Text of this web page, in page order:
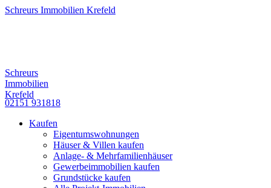
Schreurs Immobilien Krefeld
Schreurs
Immobilien
Krefeld
02151 931818
Kaufen
Eigentumswohnungen
Häuser & Villen kaufen
Anlage- & Mehrfamilienhäuser
Gewerbeimmobilien kaufen
Grundstücke kaufen